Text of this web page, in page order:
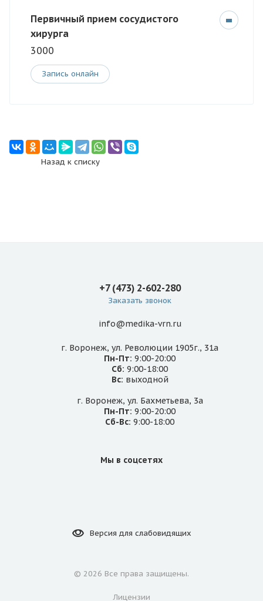
Первичный прием сосудистого
хирурга
3000
Запись онлайн
Назад к списку
+7 (473) 2-602-280
Заказать звонок
info@medika-vrn.ru
г. Воронеж, ул. Революции 1905г., 31а
Пн-Пт: 9:00-20:00
Сб: 9:00-18:00
Вс: выходной
г. Воронеж, ул. Бахметьева, 3а
Пн-Пт: 9:00-20:00
Сб-Вс: 9:00-18:00
Мы в соцсетях
Версия для слабовидящих
© 2026 Все права защищены.
Лицензии